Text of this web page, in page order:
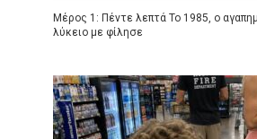
Μέρος 1: Πέντε λεπτά Το 1985, ο
λύκειο με φίλησε